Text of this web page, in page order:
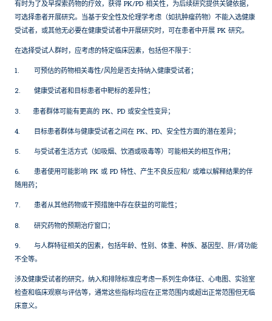
有时为了及早探索药物的疗效，获得 PK/PD 相关性，为后续研究提供关键依据，
可选择患者开展研究。当基于安全性及伦理学考虑（如抗肿瘤药物）不能入选健康
受试者，或其他无必要在健康受试者中开展研究时，可在患者中开展 PK 研究。
在选择受试人群时，应考虑的特定临床因素，包括但不限于：
1. 可预估的药物相关毒性/风险是否支持纳入健康受试者；
2. 健康受试者和目标患者中靶标的差异性；
3. 患者群体可能有更高的 PK、PD 或安全性变异；
4. 目标患者群体与健康受试者之间在 PK、PD、安全性方面的潜在差异；
5. 与受试者生活方式（如吸烟、饮酒或吸毒等）可能相关的相互作用；
6.
患者使用可能影响 PK 或 PD 特性、产生不良反应和/ 或难以解释结果的伴
随用药；
7. 患者从其他药物或干预措施中存在获益的可能性；
8. 研究药物的预期治疗窗口；
9.
与人群特征相关的因素，包括年龄、性别、体重、种族、基因型、肝/肾功能
不全等。
涉及健康受试者的研究，纳入和排除标准应考虑一系列生命体征、心电图、实验室
检查和临床观察与评估等，通常这些指标均应在正常范围内或超出正常范围但无临
床意义。